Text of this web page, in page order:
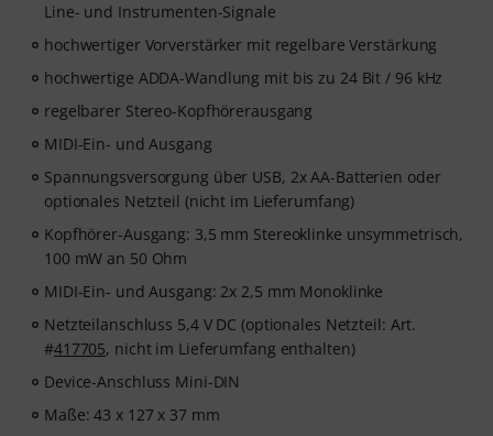
Line- und Instrumenten-Signale
hochwertiger Vorverstärker mit regelbare Verstärkung
hochwertige ADDA-Wandlung mit bis zu 24 Bit / 96 kHz
regelbarer Stereo-Kopfhörerausgang
MIDI-Ein- und Ausgang
Spannungsversorgung über USB, 2x AA-Batterien oder
optionales Netzteil (nicht im Lieferumfang)
Kopfhörer-Ausgang: 3,5 mm Stereoklinke unsymmetrisch,
100 mW an 50 Ohm
MIDI-Ein- und Ausgang: 2x 2,5 mm Monoklinke
Netzteilanschluss 5,4 V DC (optionales Netzteil: Art.
#417705, nicht im Lieferumfang enthalten)
Device-Anschluss Mini-DIN
Maße: 43 x 127 x 37 mm